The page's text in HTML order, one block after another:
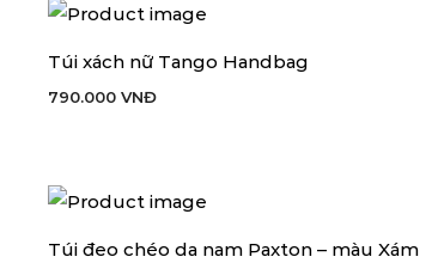
THÊM VÀO GIỎ HÀNG
Túi xách nữ Tango Handbag
790.000 VNĐ
THÊM VÀO GIỎ HÀNG
Túi đeo chéo da nam Paxton – màu Xám